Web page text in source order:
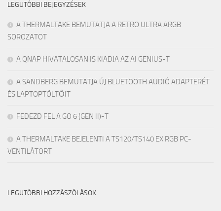
LEGUTÓBBI BEJEGYZÉSEK
A THERMALTAKE BEMUTATJA A RETRO ULTRA ARGB
SOROZATOT
A QNAP HIVATALOSAN IS KIADJA AZ AI GENIUS-T
A SANDBERG BEMUTATJA ÚJ BLUETOOTH AUDIÓ ADAPTERÉT
ÉS LAPTOPTÖLTŐIT
FEDEZD FEL A GO 6 (GEN II)-T
A THERMALTAKE BEJELENTI A TS120/TS140 EX RGB PC-
VENTILÁTORT
LEGUTÓBBI HOZZÁSZÓLÁSOK